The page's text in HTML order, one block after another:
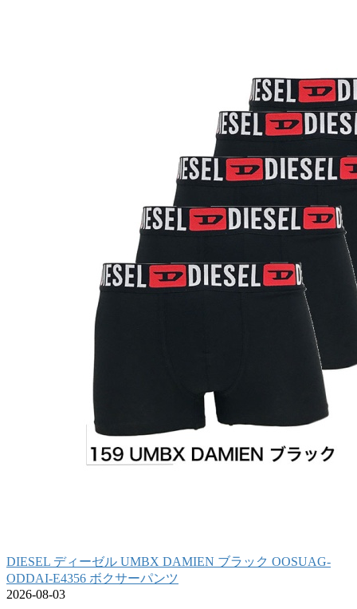
DIESEL ディーゼル UMBX DAMIEN ブラック OOSUAG-
ODDAI-E4356 ボクサーパンツ
2026-08-03